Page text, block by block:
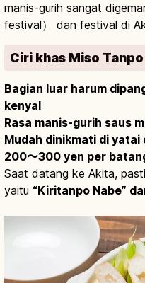
manis-gurih sangat
festival） dan festival di
Ciri khas Miso Tanpo
Bagian luar harum
kenyal
Rasa manis-gurih saus
Mudah dinikmati di
200〜300 yen per batang
Saat datang ke Akita,
yaitu “Kiritanpo Nabe”